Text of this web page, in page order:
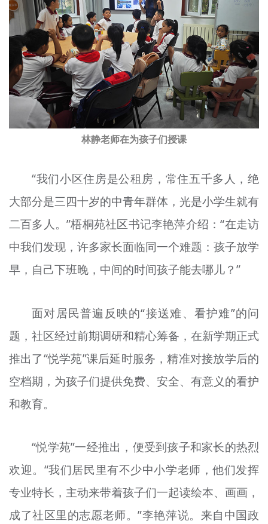
林静老师在为孩子们授课
“我们小区住房是公租房，常住五千多人，绝
大部分是三四十岁的中青年群体，光是小学生就有
二百多人。”梧桐苑社区书记李艳萍介绍：“在走访
中我们发现，许多家长面临同一个难题：孩子放学
早，自己下班晚，中间的时间孩子能去哪儿？”
面对居民普遍反映的“接送难、看护难”的问
题，社区经过前期调研和精心筹备，在新学期正式
推出了“悦学苑”课后延时服务，精准对接放学后的
空档期，为孩子们提供免费、安全、有意义的看护
和教育。
“悦学苑”一经推出，便受到孩子和家长的热烈
欢迎。“我们居民里有不少中小学老师，他们发挥
专业特长，主动来带着孩子们一起读绘本、画画，
成了社区里的志愿老师。”李艳萍说。来自中国政